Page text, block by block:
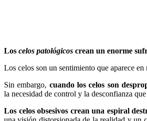
Los celos patológicos crean un enorme
Los celos son un sentimiento que aparece
Sin embargo, cuando los celos son
la necesidad de control y la desconfianza
Los celos obsesivos crean una espiral